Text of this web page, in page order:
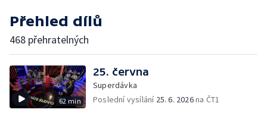
Přehled dílů
468 přehratelných
62 min
25. června
Superdávka
Poslední vysílání 25. 6. 2026na ČT1